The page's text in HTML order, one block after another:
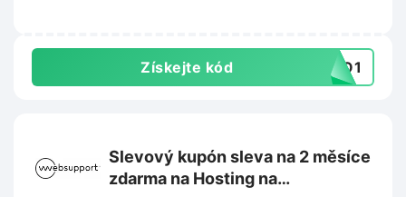
Získejte kód SKO1
Slevový kupón sleva na 2 měsíce
zdarma na Hosting na